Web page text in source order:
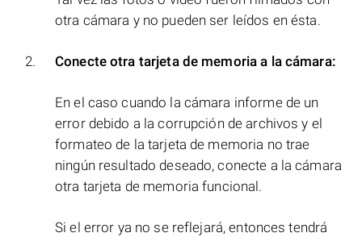
otra cámara y no pueden ser leídos en ésta.
Conecte otra tarjeta de memoria a la cámara:
En el caso cuando la cámara informe de un
error debido a la corrupción de archivos y el
formateo de la tarjeta de memoria no trae
ningún resultado deseado, conecte a la cámara
otra tarjeta de memoria funcional.
Si el error ya no se reflejará, entonces tendrá